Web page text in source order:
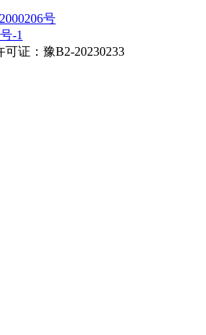
号
-1
证：豫B2-20230233